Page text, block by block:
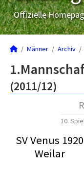
Offizielle
Männer Archiv
(2011/12)
10.
SV Venus 1920
Weilar